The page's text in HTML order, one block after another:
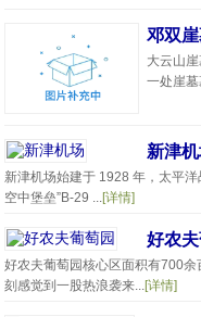
邓双
大云山
一处崖
新津
新津机场始建于 1928 年，太平
空中堡垒”B-29 ...[详情]
好农
好农夫葡萄园核心区面积有700
刻感觉到一股热浪袭来...[详情]